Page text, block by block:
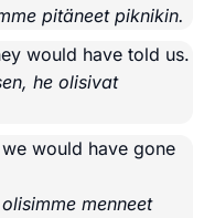
pitäneet piknikin.
would have told us.
he olisivat
would have gone
menneet